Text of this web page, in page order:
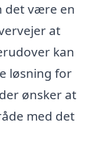
det være en
at
kan
løsning for
ønsker at
med det